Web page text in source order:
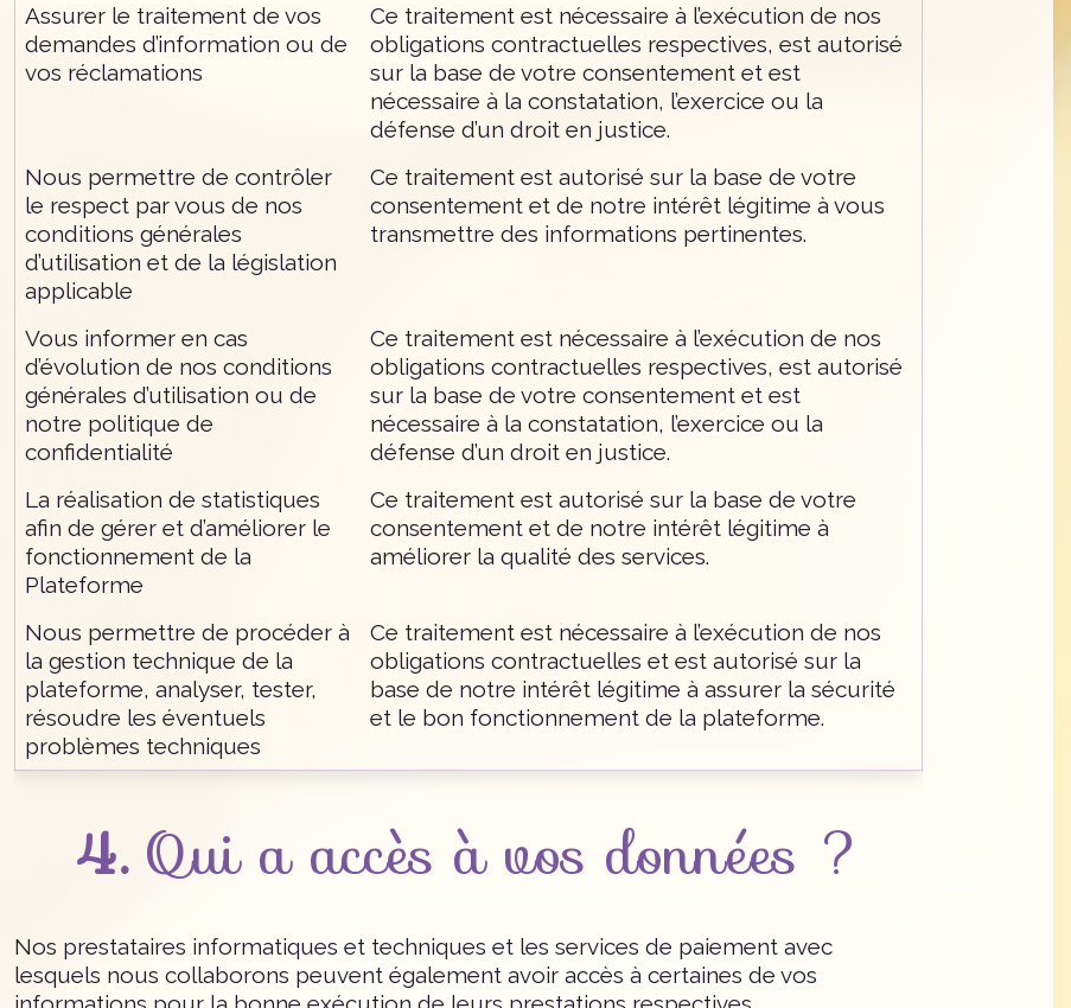
Assurer le traitement de vos
demandes d’information ou de
vos réclamations
Ce traitement est nécessaire à l’exécution de nos
obligations contractuelles respectives, est autorisé
sur la base de votre consentement et est
nécessaire à la constatation, l’exercice ou la
défense d’un droit en justice.
Nous permettre de contrôler
le respect par vous de nos
conditions générales
d’utilisation et de la législation
applicable
Ce traitement est autorisé sur la base de votre
consentement et de notre intérêt légitime à vous
transmettre des informations pertinentes.
Vous informer en cas
d’évolution de nos conditions
générales d’utilisation ou de
notre politique de
confidentialité
Ce traitement est nécessaire à l’exécution de nos
obligations contractuelles respectives, est autorisé
sur la base de votre consentement et est
nécessaire à la constatation, l’exercice ou la
défense d’un droit en justice.
La réalisation de statistiques
afin de gérer et d’améliorer le
fonctionnement de la
Plateforme
Ce traitement est autorisé sur la base de votre
consentement et de notre intérêt légitime à
améliorer la qualité des services.
Nous permettre de procéder à
la gestion technique de la
plateforme, analyser, tester,
résoudre les éventuels
problèmes techniques
Ce traitement est nécessaire à l’exécution de nos
obligations contractuelles et est autorisé sur la
base de notre intérêt légitime à assurer la sécurité
et le bon fonctionnement de la plateforme.
4.Qui a accès à vos données ?
Nos prestataires informatiques et techniques et les services de paiement avec
lesquels nous collaborons peuvent également avoir accès à certaines de vos